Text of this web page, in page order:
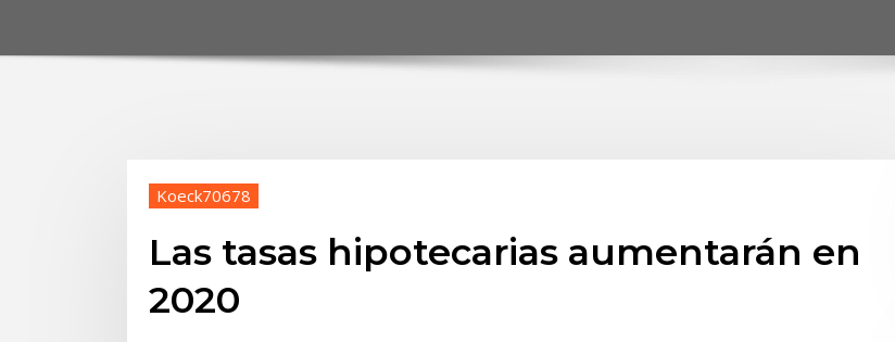
Koeck70678
Las tasas hipotecarias aumentarán en
2020